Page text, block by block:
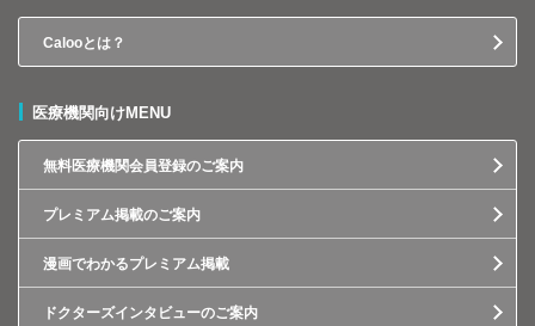
Calooとは？
医療機関向けMENU
無料医療機関会員登録のご案内
プレミアム掲載のご案内
漫画でわかるプレミアム掲載
ドクターズインタビューのご案内